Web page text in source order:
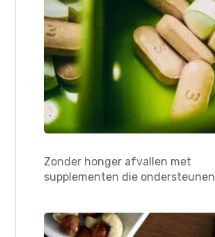
Zonder honger afvallen met
supplementen die ondersteunen